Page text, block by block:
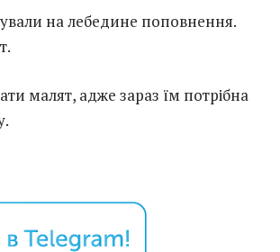
на лебедине поповнення.
малят, адже зараз їм потрібна